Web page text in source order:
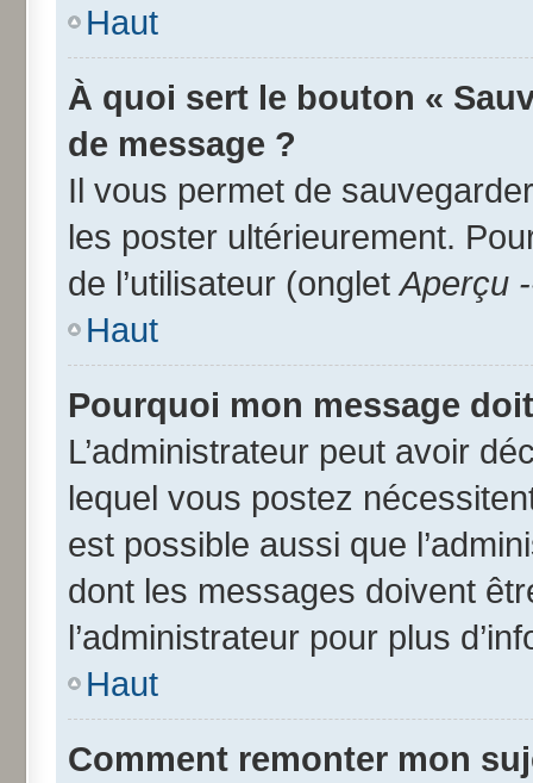
Haut
À quoi sert le bouton «
de message ?
Il vous permet de
les poster ultérieurement.
de l’utilisateur (onglet Aperçu
Haut
Pourquoi mon message
L’administrateur peut avoir
lequel vous postez
est possible aussi que
dont les messages doivent
l’administrateur pour plus
Haut
Comment remonter mon